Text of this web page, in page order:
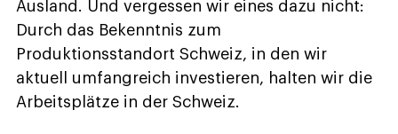
Ausland. Und vergessen wir eines dazu nicht:
Durch das Bekenntnis zum
Produktionsstandort Schweiz, in den wir
aktuell umfangreich investieren, halten wir die
Arbeitsplätze in der Schweiz.